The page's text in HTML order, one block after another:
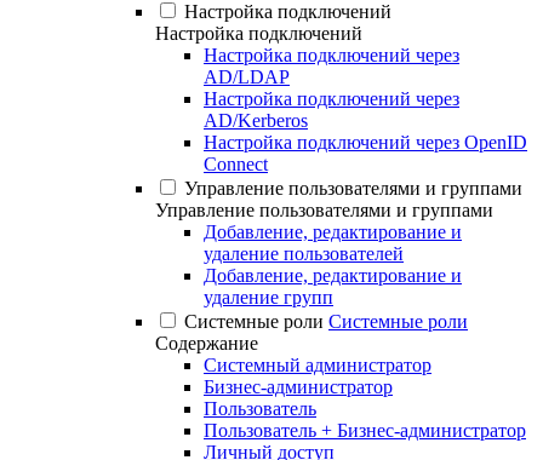
Настройка подключений
Настройка подключений
Настройка подключений через
AD/LDAP
Настройка подключений через
AD/Kerberos
Настройка подключений через OpenID
Connect
Управление пользователями и группами
Управление пользователями и группами
Добавление, редактирование и
удаление пользователей
Добавление, редактирование и
удаление групп
Системные роли Системные роли
Содержание
Системный администратор
Бизнес-администратор
Пользователь
Пользователь + Бизнес-администратор
Личный доступ